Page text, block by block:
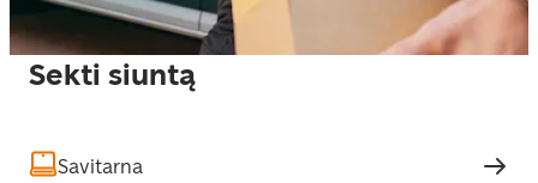
Sekti siuntą
Savitarna